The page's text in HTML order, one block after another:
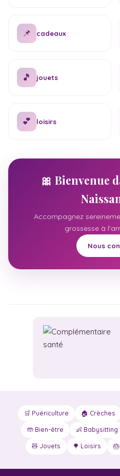
📌 cadeaux
🎵 jouets
💕 loisirs
🎀 Bienvenue
Accompagnez
grossesse à
Nous
🛒 Puériculture 🏠 Crèches
🤲 Bien-être 👶 Babysitting
🧸 Jouets 🌳 Loisirs